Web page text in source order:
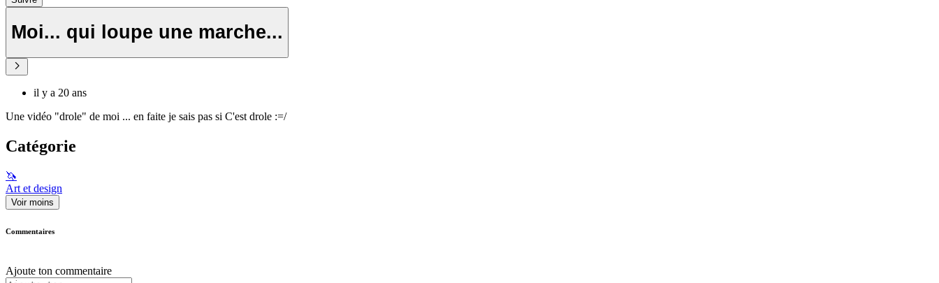
Moi... qui loupe une marche...
il y a 20 ans
Une vidéo "drole" de moi ... en faite je sais pas si C'est drole :=/
Catégorie
🦄
Art et design
Voir moins
Commentaires
Ajoute ton commentaire